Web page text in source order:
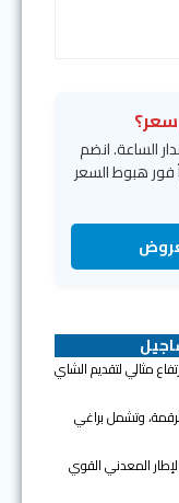
الساعة. انضم
هبوط السعر
مثالي لتقديم الشاي
وتشمل براغي
المعدني القوي